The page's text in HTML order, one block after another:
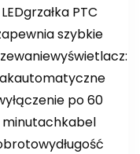
LEDgrzałka PTC
szybkie
po 60
minutachkabel